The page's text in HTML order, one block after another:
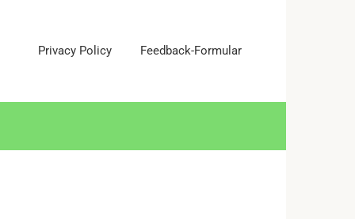
Privacy Policy Feedback-Formular